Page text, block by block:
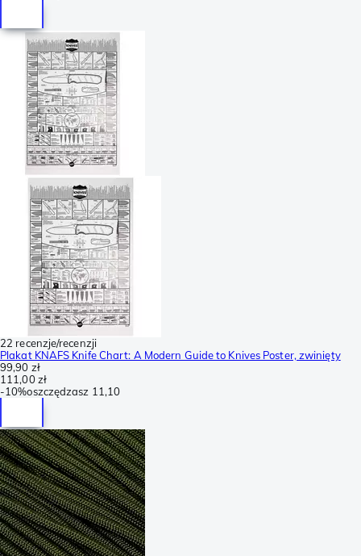
22 recenzje/recenzji
Plakat KNAFS Knife Chart: A Modern Guide to Knives Poster, zwinięty
99,90 zł
111,00 zł
-10%oszczędzasz 11,10